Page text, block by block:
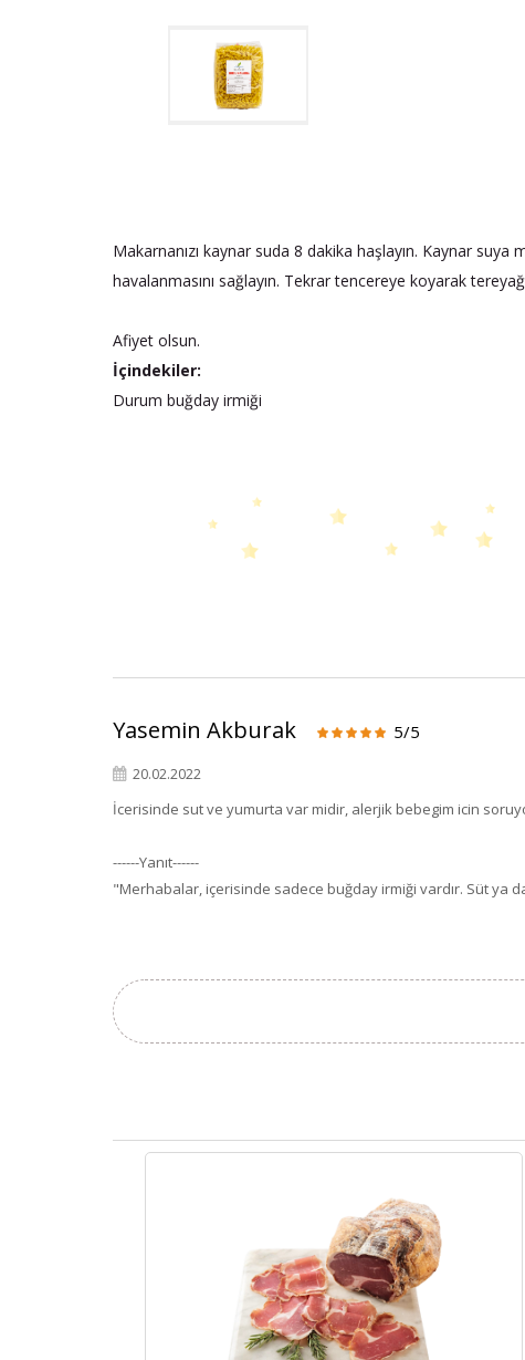
Makarnanızı kaynar suda 8 dakika haşlayın. Kaynar suya
havalanmasını sağlayın. Tekrar tencereye koyarak
Afiyet olsun.
İçindekiler:
Durum buğday irmiği
Yasemin Akburak 5/5
20.02.2022
İcerisinde sut ve yumurta var midir, alerjik bebegim icin
------Yanıt------
"Merhabalar, içerisinde sadece buğday irmiği vardır. Süt ya